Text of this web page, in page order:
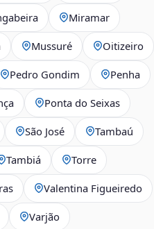
Miramar
Mussuré Oitizeiro
Pedro Gondim Penha
Ponta do Seixas
São José Tambaú
Tambiá Torre
Valentina Figueiredo
Varjão